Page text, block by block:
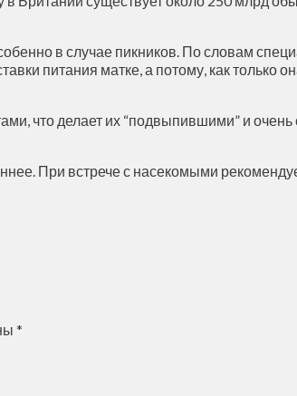
в случае пикников. По словам
питания матке, а потому, как только
что делает их “подвыпившими” и
При встрече с насекомыми
*